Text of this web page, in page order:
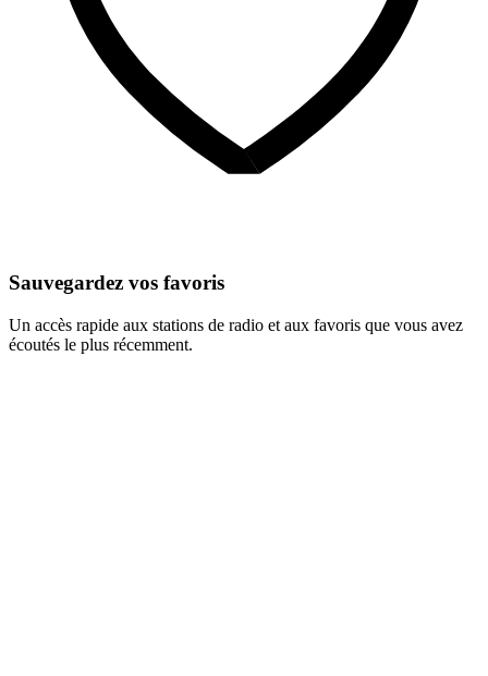
Sauvegardez vos favoris
Un accès rapide aux stations de radio et aux favoris que vous avez
écoutés le plus récemment.